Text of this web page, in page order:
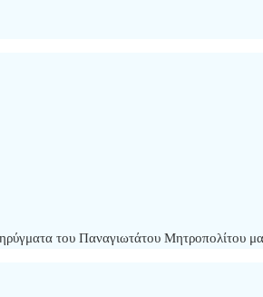
του Παναγιωτάτου Μητροπολίτου